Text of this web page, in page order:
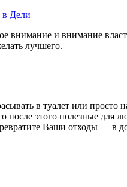
внимание и внимание
лучшего.
в туалет или просто
после этого полезные для
Ваши отходы — в